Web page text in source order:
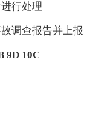
行处理
调查报告并上报
9D 10C